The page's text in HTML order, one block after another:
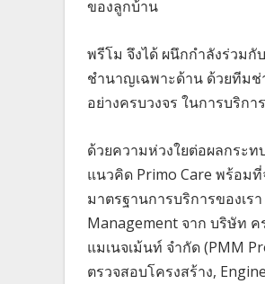
ของลูกบ้าน
พรีโม จึงได้ ผนึกกำลังร่วม
ชำนาญเฉพาะด้าน ด้วยทีม
อย่างครบวงจร ในการบริก
ด้วยความห่วงใยต่อผลกระ
แนวคิด Primo Care พร้อม
มาตรฐานการบริการของเ
Management จาก บริษัท ค
แมเนจเม้นท์ จำกัด (PMM
ตรวจสอบโครงสร้าง,